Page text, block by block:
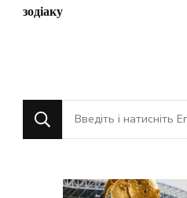
зодіаку
Шукаєте
щось?